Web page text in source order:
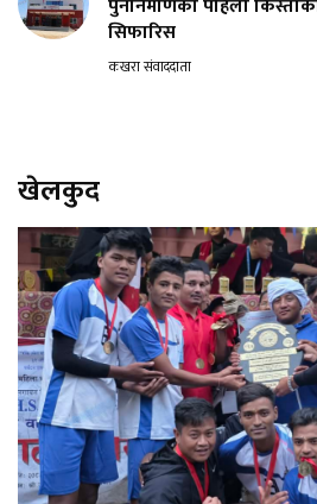
पुनर्निर्माणकाे पहिलो
सिफारिस
कखरा संवाददाता
खेलकुद